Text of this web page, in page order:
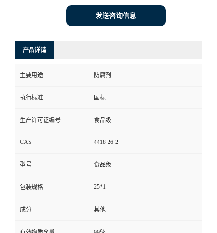
发送咨询信息
产品详请
主要用途 防腐剂
执行标准 国标
生产许可证编号 食品级
CAS 4418-26-2
型号 食品级
包装规格 25*1
成分 其他